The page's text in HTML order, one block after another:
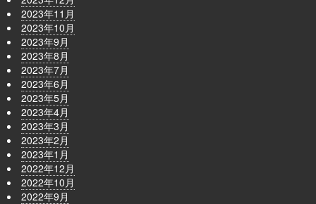
2023年11月
2023年10月
2023年9月
2023年8月
2023年7月
2023年6月
2023年5月
2023年4月
2023年3月
2023年2月
2023年1月
2022年12月
2022年10月
2022年9月